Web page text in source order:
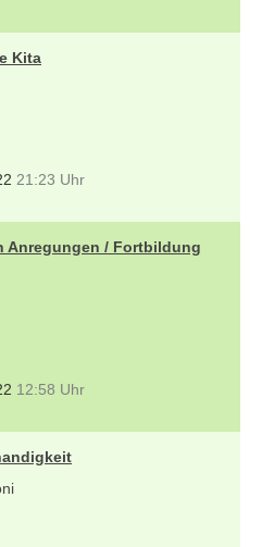
Kita
21:23 Uhr
Anregungen / Fortbildung
12:58 Uhr